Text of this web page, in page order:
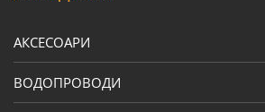
АКСЕСОАРИ
ВОДОПРОВОДИ